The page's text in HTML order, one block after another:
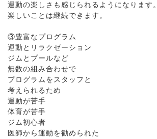
運動の楽しさも感じられるようになります。
楽しいことは継続できます。
③豊富なプログラム
運動とリラクゼーション
ジムとプールなど
無数の組み合わせで
プログラムをスタッフと
考えられるため
運動が苦手
体育が苦手
ジム初心者
医師から運動を勧められた